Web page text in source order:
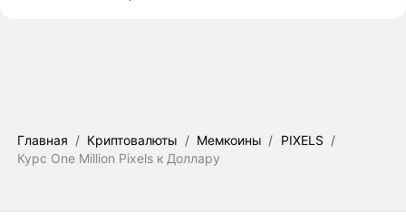
Главная / Криптовалюты / Мемкоины / PIXELS /
Курс One Million Pixels к Доллару